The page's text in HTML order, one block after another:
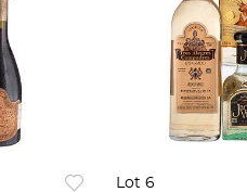
Lot 6